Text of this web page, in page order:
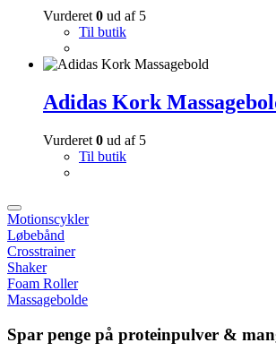
Vurderet 0 ud af 5
Til butik
Adidas Kork
Vurderet 0 ud af 5
Til butik
Motionscykler
Løbebånd
Crosstrainer
Shaker
Foam Roller
Massagebolde
Spar penge på proteinpulver &